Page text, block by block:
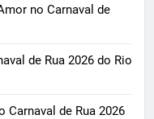
no Carnaval de
de Rua 2026 do Rio
Carnaval de Rua 2026